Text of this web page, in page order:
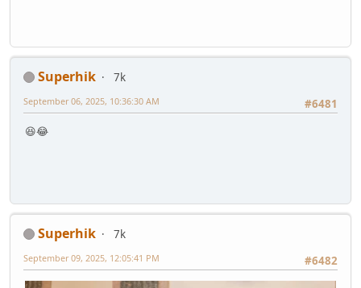
Superhik
7k
#6481
September 06, 2025, 10:36:30 AM
😆😂
Superhik
7k
#6482
September 09, 2025, 12:05:41 PM